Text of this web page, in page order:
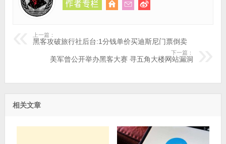
上一篇：
黑客攻破旅行社后台:1分钱单价买迪斯尼门票倒卖
下一篇：
美军曾公开举办黑客大赛 寻五角大楼网站漏洞
相关文章